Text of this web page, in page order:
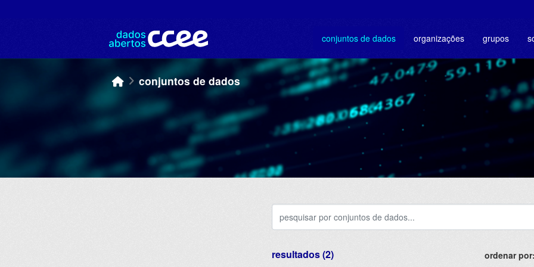
conjuntos de dados organizações grupos
conjuntos de dados
ordenar por
resultados (2)